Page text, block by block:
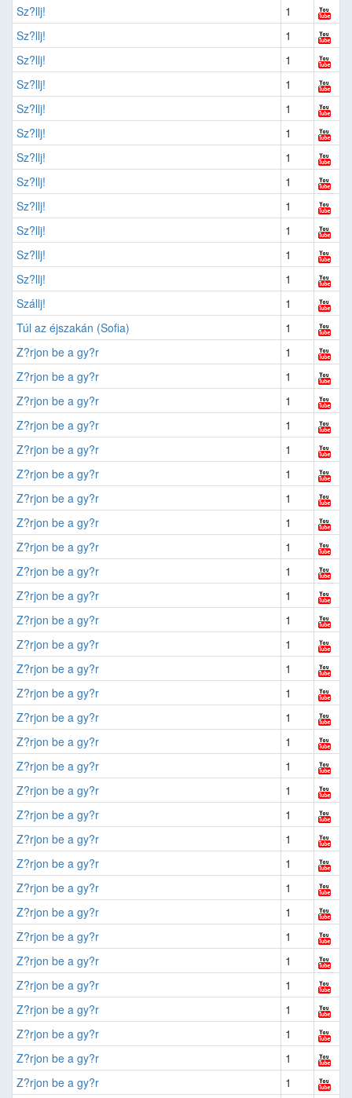
Sz?llj!
1
Sz?llj!
1
Sz?llj!
1
Sz?llj!
1
Sz?llj!
1
Sz?llj!
1
Sz?llj!
1
Sz?llj!
1
Sz?llj!
1
Sz?llj!
1
Sz?llj!
1
Sz?llj!
1
Szállj!
1
Túl az éjszakán (Sofia)
1
Z?rjon be a gy?r
1
Z?rjon be a gy?r
1
Z?rjon be a gy?r
1
Z?rjon be a gy?r
1
Z?rjon be a gy?r
1
Z?rjon be a gy?r
1
Z?rjon be a gy?r
1
Z?rjon be a gy?r
1
Z?rjon be a gy?r
1
Z?rjon be a gy?r
1
Z?rjon be a gy?r
1
Z?rjon be a gy?r
1
Z?rjon be a gy?r
1
Z?rjon be a gy?r
1
Z?rjon be a gy?r
1
Z?rjon be a gy?r
1
Z?rjon be a gy?r
1
Z?rjon be a gy?r
1
Z?rjon be a gy?r
1
Z?rjon be a gy?r
1
Z?rjon be a gy?r
1
Z?rjon be a gy?r
1
Z?rjon be a gy?r
1
Z?rjon be a gy?r
1
Z?rjon be a gy?r
1
Z?rjon be a gy?r
1
Z?rjon be a gy?r
1
Z?rjon be a gy?r
1
Z?rjon be a gy?r
1
Z?rjon be a gy?r
1
Z?rjon be a gy?r
1